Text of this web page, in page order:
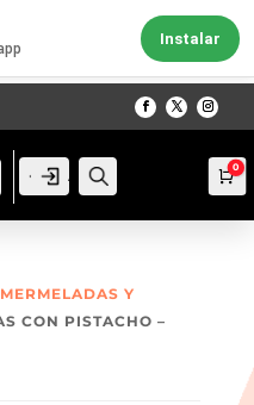
Acceso
Acceso 0
MERMELADAS Y
CON PISTACHO –
Instalar